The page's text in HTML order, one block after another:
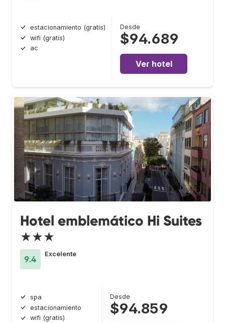
estacionamiento (gratis)
wifi (gratis)
ac
Desde
$94.689
Ver hotel
Hotel emblemático Hi Suites
★★★
9.4
Excelente
spa
estacionamiento
wifi (gratis)
Desde
$94.859